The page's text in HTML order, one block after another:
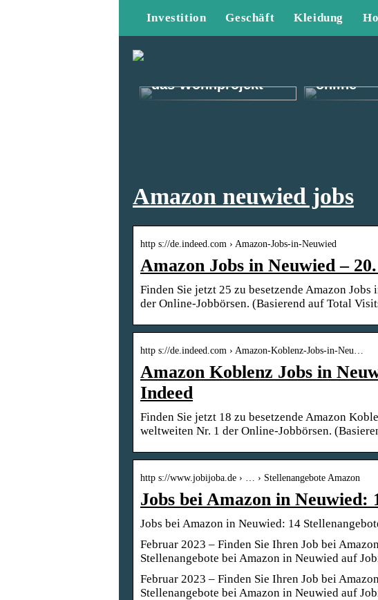
Investition Geschäft Kleidung
das Wohnprojekt
online
Amazon neuwied jobs
http s://de.indeed.com › Amazon-Jobs-in-Neuwied
Amazon Jobs in Neuwied –
Finden Sie jetzt 25 zu besetzende Amazon
der Online-Jobbörsen. (Basierend auf Total
http s://de.indeed.com › Amazon-Koblenz-Jobs-in-Neu…
Amazon Koblenz Jobs in
Indeed
Finden Sie jetzt 18 zu besetzende Amazon
weltweiten Nr. 1 der Online-Jobbörsen.
http s://www.jobijoba.de › … › Stellenangebote Amazon
Jobs bei Amazon in Neuwied:
Jobs bei Amazon in Neuwied: 14
Februar 2023 – Finden Sie Ihren Job bei
Stellenangebote bei Amazon in Neuwied auf
Februar 2023 – Finden Sie Ihren Job bei
Stellenangebote bei Amazon in Neuwied auf